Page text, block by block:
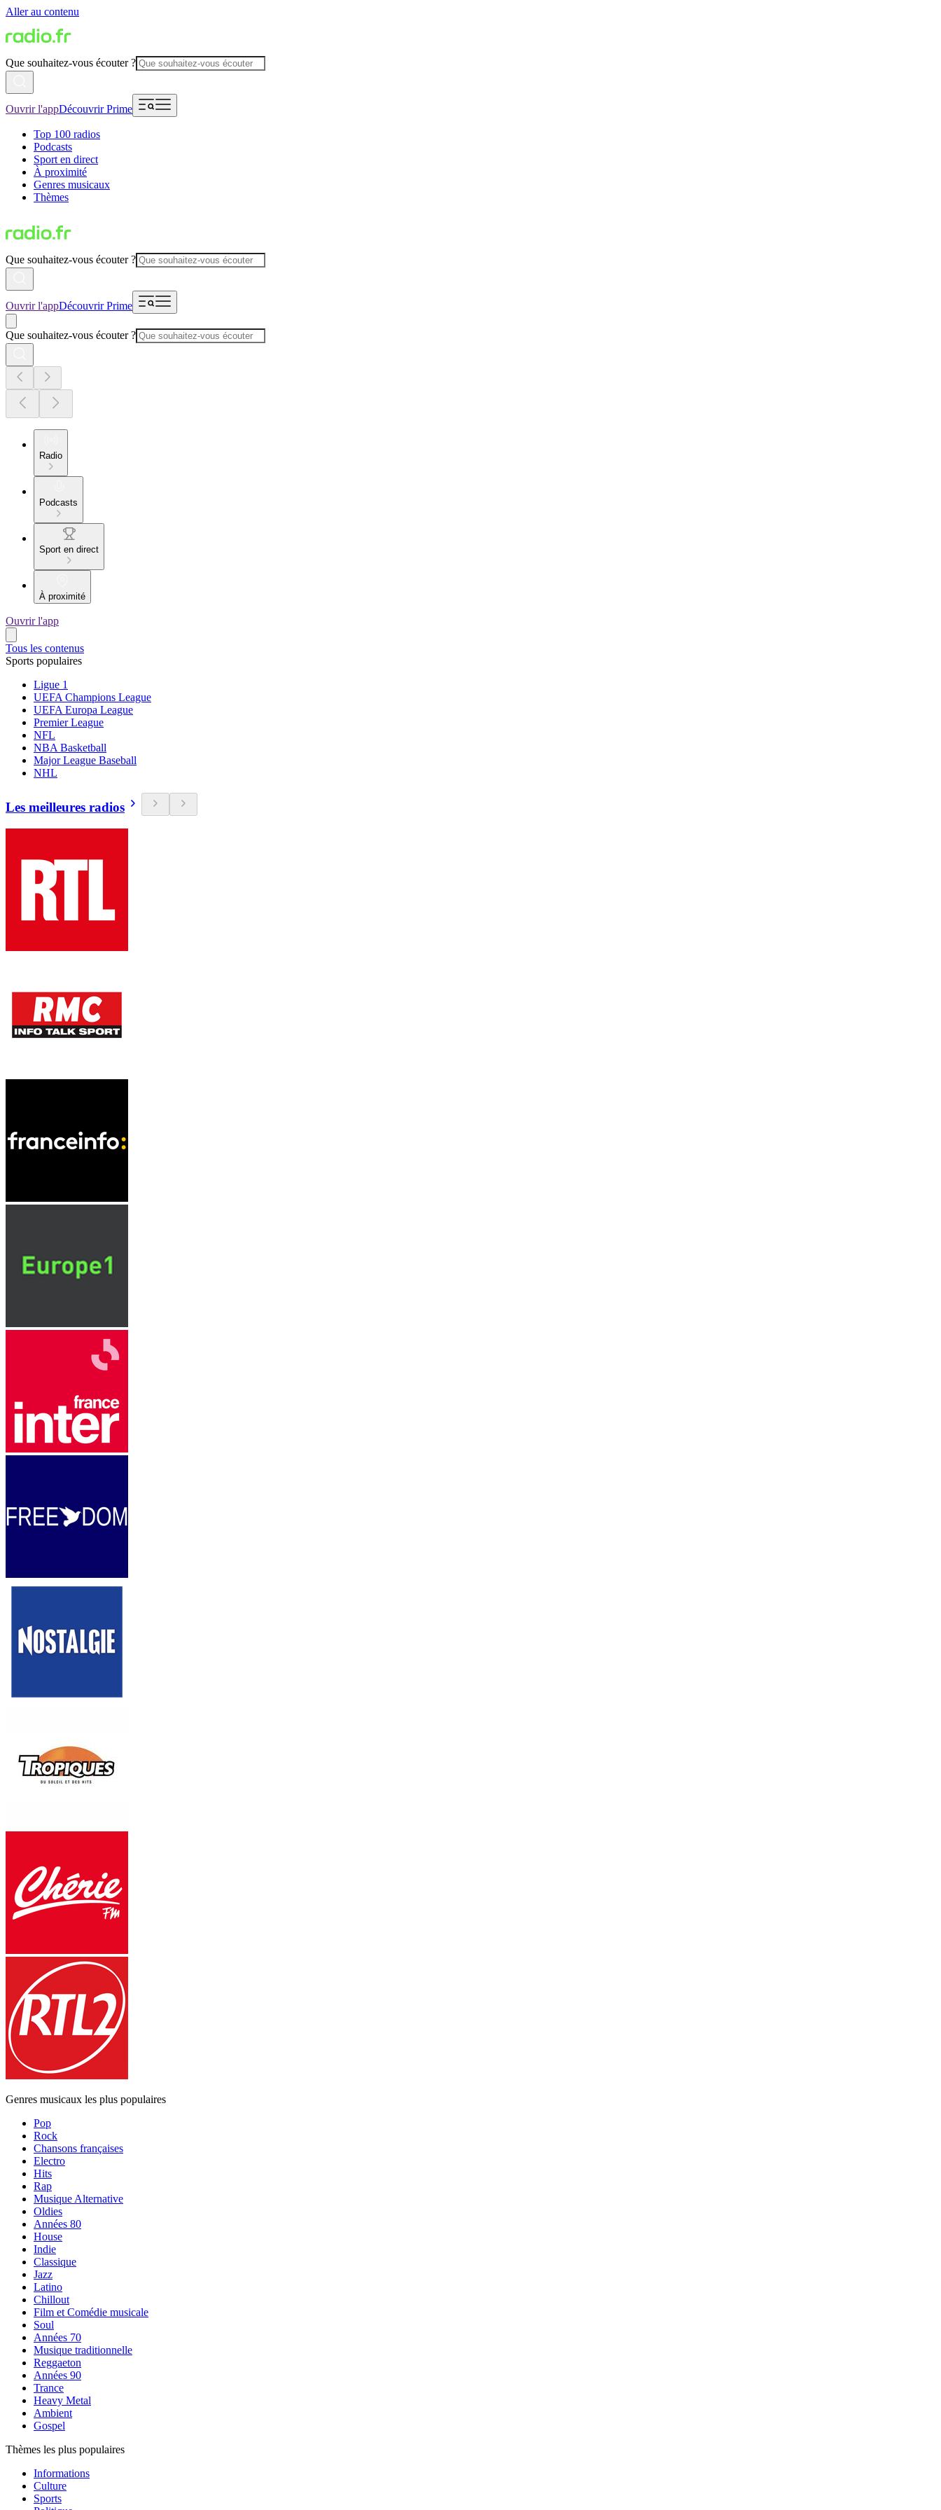
Aller au contenu
Que souhaitez-vous écouter ?
Ouvrir l'appDécouvrir Prime
Top 100 radios
Podcasts
Sport en direct
À proximité
Genres musicaux
Thèmes
Que souhaitez-vous écouter ?
Ouvrir l'appDécouvrir Prime
Que souhaitez-vous écouter ?
Radio
Podcasts
Sport en direct
À proximité
Ouvrir l'app
Tous les contenus
Sports populaires
Ligue 1
UEFA Champions League
UEFA Europa League
Premier League
NFL
NBA Basketball
Major League Baseball
NHL
Les meilleures radios
Genres musicaux les plus populaires
Pop
Rock
Chansons françaises
Electro
Hits
Rap
Musique Alternative
Oldies
Années 80
House
Indie
Classique
Jazz
Latino
Chillout
Film et Comédie musicale
Soul
Années 70
Musique traditionnelle
Reggaeton
Années 90
Trance
Heavy Metal
Ambient
Gospel
Thèmes les plus populaires
Informations
Culture
Sports